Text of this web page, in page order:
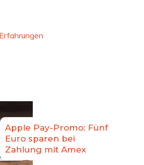
Apple Pay-Promo: Fünf
Euro sparen bei
Zahlung mit Amex